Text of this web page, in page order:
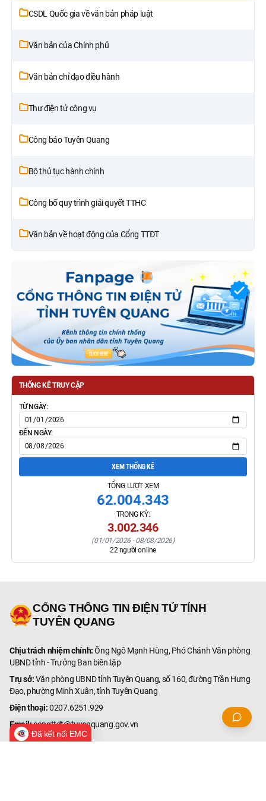
CSDL Quốc gia về văn bản pháp luật
Văn bản của Chính phủ
Văn bản chỉ đạo điều hành
Thư điện tử công vụ
Công báo Tuyên Quang
Bộ thủ tục hành chính
Công bố quy trình giải quyết TTHC
Văn bản về hoạt động của Cổng TTĐT
THỐNG KÊ TRUY CẬP
TỪ NGÀY:
ĐẾN NGÀY:
XEM THỐNG KÊ
TỔNG LƯỢT XEM
62.004.343
TRONG KỲ:
3.002.346
(01/01/2026 -08/08/2026)
22 người online
CỔNG THÔNG TIN ĐIỆN TỬ TỈNH
TUYÊN QUANG
Chịu trách nhiệm chính:Ông Ngô Mạnh Hùng, Phó Chánh Văn phòng
UBND tỉnh - Trưởng Ban biên tập
Trụ sở:Văn phòng UBND tỉnh Tuyên Quang, số 160, đường Trần Hưng
Đạo, phường Minh Xuân, tỉnh Tuyên Quang
Điện thoại:0207.6251.929
Email:congttdt@tuyenquang.gov.vn
Đã kết nối EMC